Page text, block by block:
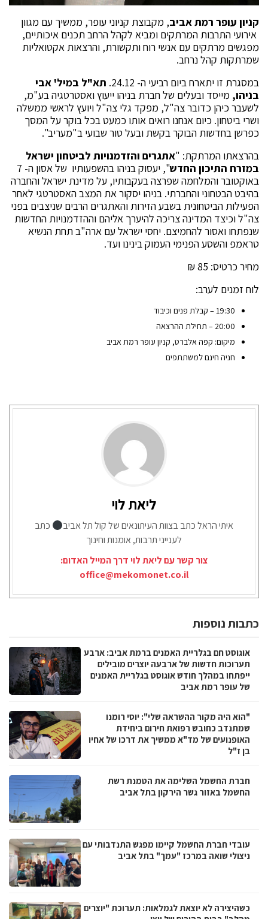
קניון עופר רמת אביב, מקבוצת קניוני עופר, ממשיך עם מגוון
אירועי התרבות המרתקים ומביא לקהל הרחב תכנים איכותיים,
מפגשים מרתקים עם אנשי רוח ותקשורת, והרצאות אקטואליות
שמרתקות קהל נרחב.
במסגרת זו יתארח ביום רביעי ה- 24.12.
תא"ל במיל' אבי
בניהו, מייסד ובעלים של חברת בניהו ייעוץ ואסטרטגיה בע"מ,
לשעבר כיהן כדובר צה"ל, מפקד גלי צה"ל ויועץ לראשי ממשלה
ושרי ביטחון. כיום אנחנו רואים אותו כמעט בכל בוקר על המסך
כפרשן בחדשות הבוקר בקשת ובעל טור שבועי ב"מעריב".
בהרצאתו המרתקת: "אתגרים והזדמנויות לביטחון ישראל
במזרח התיכון החדש
", יעסוק בניהו בהשפעותיו של אסון ה- 7
באוקטובר והמלחמה שפרצה בעקבותיו, על מדינת ישראל והחברה
בהיבט הבטחוני והחברתי. בניהו יסקור את המצב האסטרטגי לאחר
הפעילות הביטחונית בשבע הזירות והאתגרים הרבים שניצבים בפני
צה"ל וכיצד המדינה צריכה להיערך אליהם וההזדמנויות החדשות
שנפתחו ואסור להחמיצם. יחסי ישראל עם ארה"ב תחת הנשיא
טראמפ והשסע הפנימי העמוק בינינו ועד.
מחיר כרטיס: 85 ₪
לוח זמנים לערב:
19:30 – קבלת פנים וכיבוד
20:00 – תחילת ההרצאה
מיקום: קפה אלברט, קניון עופר רמת אביב
חניה חינם למשתתפים
ליאת לוי
איתי הראל כתב בצוות העיתונאים של קול תל אביב
כתב
לענייני תרבות, אומנות וחינוך
צור קשר עם ליאת לוי דרך המייל האדום:
office@mekomonet.co.il
כתבות נוספות
אוגוסט חם בגלריית האמנים ברמת אביב: ארבע
תערוכות חדשות של ארבעה יוצרים מובילים
ייפתחו במהלך חודש אוגוסט בגלריית האמנים
של עופר רמת אביב
"הוא היה מקור ההשראה שלי": יוסי רומנו
שמתנדב כחובש רפואת חירום ביחידת
האופנועים של מד"א ממשיך את דרכו של אחיו
בן ז"ל
חברת החשמל השלימה את הטמנת רשת
החשמל באזור גשר הירקון בתל אביב
עובדי חברת החשמל קיימו מפגש התנדבותי עם
ניצולי שואה במרכז "עמך" בתל אביב
כשהיצירה לא יוצאת לגמלאות: תערוכת "יוצרים